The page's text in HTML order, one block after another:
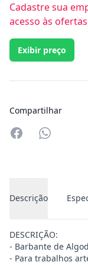
Cadastre sua
acesso às
Exibir preço
Compartilhar
Descrição
DESCRIÇÃO:
- Barbante de
- Para trabalhos